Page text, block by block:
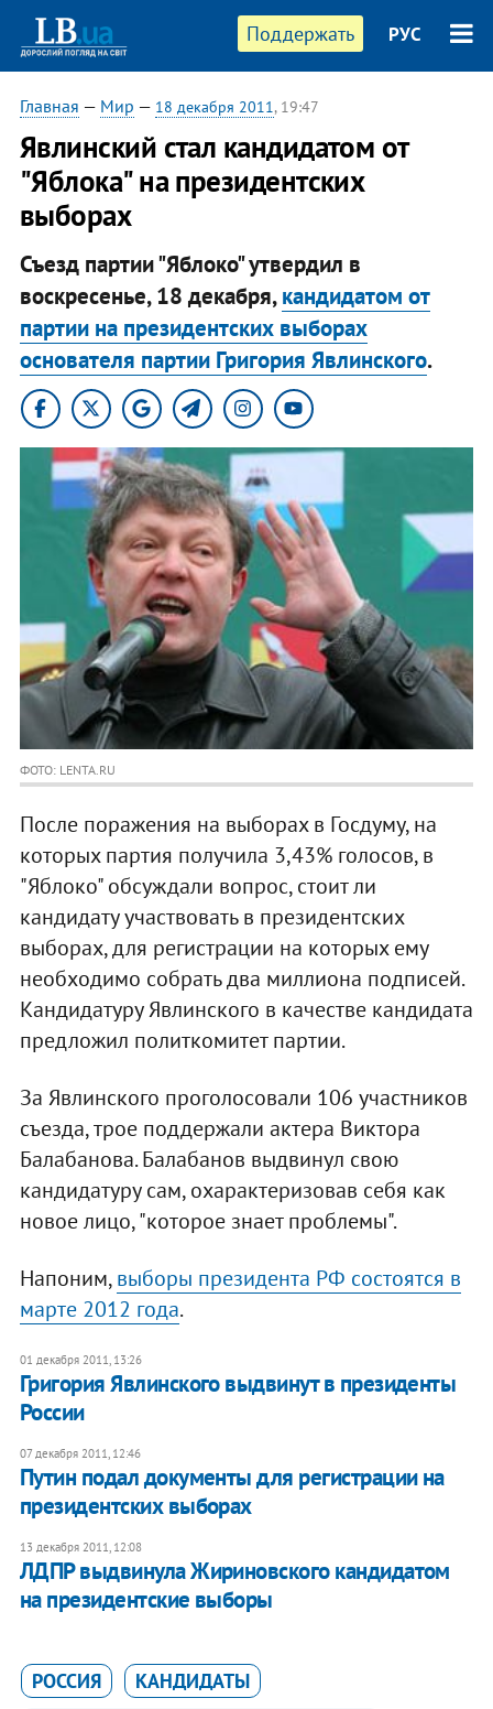
Поддержать РУС
Главная — Мир — 18 декабря 2011, 19:47
​Явлинский стал кандидатом от
"Яблока" на президентских
выборах
Съезд партии "Яблоко" утвердил в
воскресенье, 18 декабря,кандидатом от
партии на президентских выборах
основателя партии Григория Явлинского.
ФОТО: LENTA.RU
После поражения на выборах в Госдуму, на
которых партия получила 3,43% голосов, в
"Яблоко" обсуждали вопрос, стоит ли
кандидату участвовать в президентских
выборах, для регистрации на которых ему
необходимо собрать два миллиона подписей.
Кандидатуру Явлинского в качестве кандидата
предложил политкомитет партии.
За Явлинского проголосовали 106 участников
съезда, трое поддержали актера Виктора
Балабанова. Балабанов выдвинул свою
кандидатуру сам, охарактеризовав себя как
новое лицо, "которое знает проблемы".
Напоним,выборы президента РФ состоятся в
марте 2012 года.
01 декабря 2011, 13:26
Григория Явлинского выдвинут в президенты
России
07 декабря 2011, 12:46
Путин подал документы для регистрации на
президентских выборах
13 декабря 2011, 12:08
ЛДПР выдвинула Жириновского кандидатом
на президентские выборы
РОССИЯ
КАНДИДАТЫ